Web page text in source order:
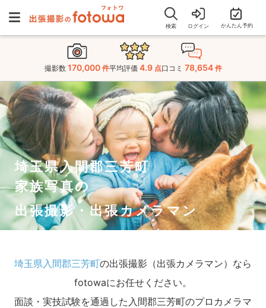
検索 ログイン かんたん予約
撮影数 170,000 件平均評価 4.9 点口コミ 78,654 件
埼玉県入間郡三芳町
家族写真の
出張撮影・出張カメラマン
埼玉県入間郡三芳町の出張撮影（出張カメラマン）なら
fotowaにお任せください。
面談・実技試験を通過した入間郡三芳町のプロカメラマ